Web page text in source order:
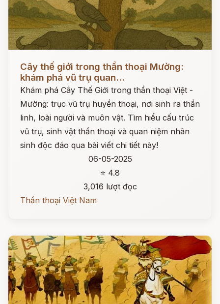
Cây thế giới trong thần thoại Mường:
khám phá vũ trụ quan...
Khám phá Cây Thế Giới trong thần thoại Việt -
Mường: trục vũ trụ huyền thoại, nơi sinh ra thần
linh, loài người và muôn vật. Tìm hiểu cấu trúc
vũ trụ, sinh vật thần thoại và quan niệm nhân
sinh độc đáo qua bài viết chi tiết này!
06-05-2025
⭐ 4.8
3,016 lượt đọc
Thần thoại Việt Nam